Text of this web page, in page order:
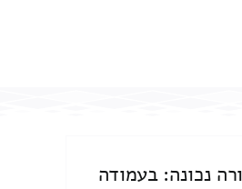
נכונה: בעמודה